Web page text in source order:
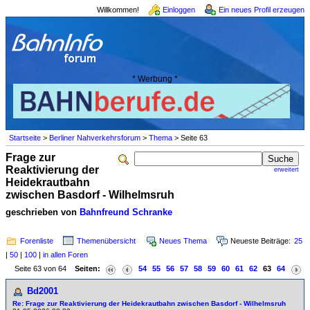
Willkommen! Einloggen Ein neues Profil erzeugen
* Werbung *
Startseite > Berliner Nahverkehrsforum > Thema > Seite 63
erweitert
Frage zur
Reaktivierung der
Heidekrautbahn
zwischen Basdorf - Wilhelmsruh
geschrieben von Bahnfreund Schranke
Forenliste Themenübersicht Neues Thema Neueste Beiträge: 25
| 50 | 100 | in allen Foren
Seite 63 von 64 Seiten: 54 55 56 57 58 59 60 61 62 63 64
Bd2001
Re: Frage zur Reaktivierung der Heidekrautbahn zwischen Basdorf - Wilhelmsruh